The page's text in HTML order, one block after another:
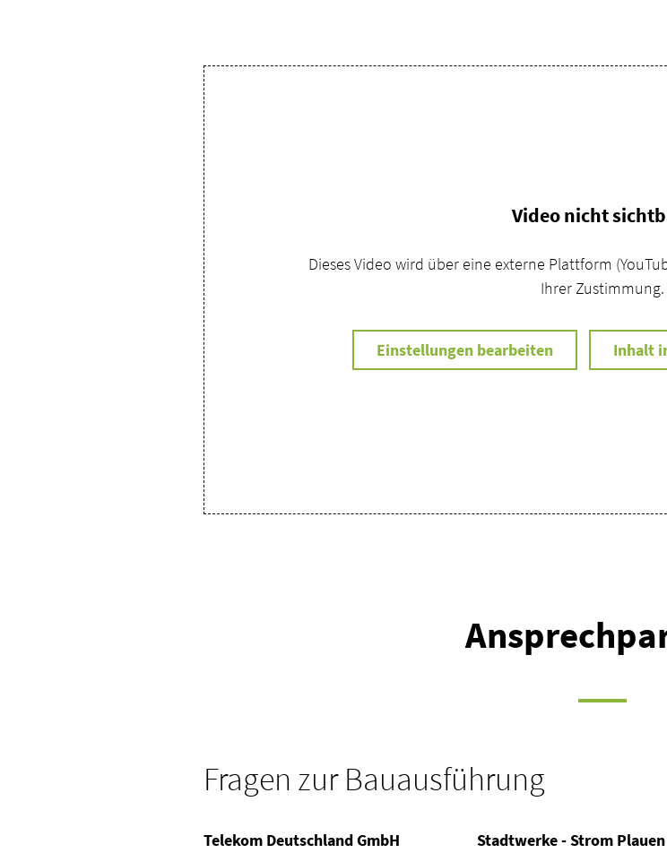
Video nicht
Dieses Video wird über eine externe Plattform
Ihrer Zustimmung.
Einstellungen bearbeiten Inhalt
Fragen zur Bauausführung
Telekom Deutschland GmbH
Stadtwerke - Strom